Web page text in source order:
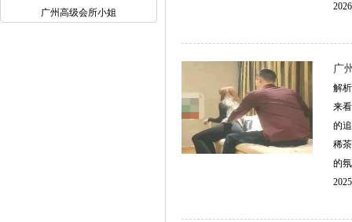
广州高级会所小姐
广
解
来
的
稀
的